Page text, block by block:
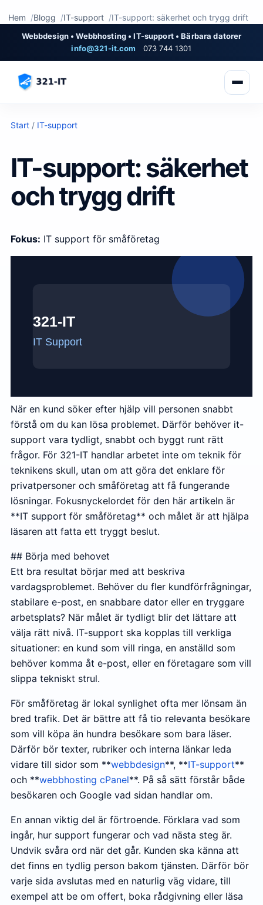
Hem Blogg IT-support IT-support: säkerhet och trygg drift
Webbdesign • Webbhosting • IT-support • Bärbara datorer
info@321-it.com 073 744 1301
Start / IT-support
IT-support: säkerhet
och trygg drift
Fokus: IT support för småföretag
När en kund söker efter hjälp vill personen snabbt
förstå om du kan lösa problemet. Därför behöver it-
support vara tydligt, snabbt och byggt runt rätt
frågor. För 321-IT handlar arbetet inte om teknik för
teknikens skull, utan om att göra det enklare för
privatpersoner och småföretag att få fungerande
lösningar. Fokusnyckelordet för den här artikeln är
**IT support för småföretag** och målet är att hjälpa
läsaren att fatta ett tryggt beslut.
## Börja med behovet
Ett bra resultat börjar med att beskriva
vardagsproblemet. Behöver du fler kundförfrågningar,
stabilare e-post, en snabbare dator eller en tryggare
arbetsplats? När målet är tydligt blir det lättare att
välja rätt nivå. IT-support ska kopplas till verkliga
situationer: en kund som vill ringa, en anställd som
behöver komma åt e-post, eller en företagare som vill
slippa tekniskt strul.
För småföretag är lokal synlighet ofta mer lönsam än
bred trafik. Det är bättre att få tio relevanta besökare
som vill köpa än hundra besökare som bara läser.
Därför bör texter, rubriker och interna länkar leda
vidare till sidor som **webbdesign**, **IT-support**
och **webbhosting cPanel**. På så sätt förstår både
besökaren och Google vad sidan handlar om.
En annan viktig del är förtroende. Förklara vad som
ingår, hur support fungerar och vad nästa steg är.
Undvik svåra ord när det går. Kunden ska känna att
det finns en tydlig person bakom tjänsten. Därför bör
varje sida avslutas med en naturlig väg vidare, till
exempel att be om offert, boka rådgivning eller läsa